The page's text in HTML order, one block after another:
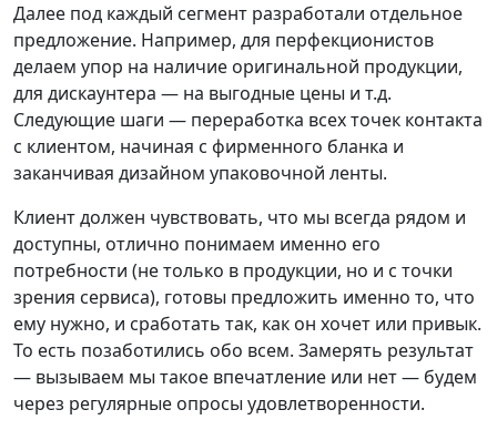
Далее под каждый сегмент разработали отдельное
предложение. Например, для перфекционистов
делаем упор на наличие оригинальной продукции,
для дискаунтера — на выгодные цены и т.д.
Следующие шаги — переработка всех точек контакта
с клиентом, начиная с фирменного бланка и
заканчивая дизайном упаковочной ленты.
Клиент должен чувствовать, что мы всегда рядом и
доступны, отлично понимаем именно его
потребности (не только в продукции, но и с точки
зрения сервиса), готовы предложить именно то, что
ему нужно, и сработать так, как он хочет или привык.
То есть позаботились обо всем. Замерять результат
— вызываем мы такое впечатление или нет — будем
через регулярные опросы удовлетворенности.